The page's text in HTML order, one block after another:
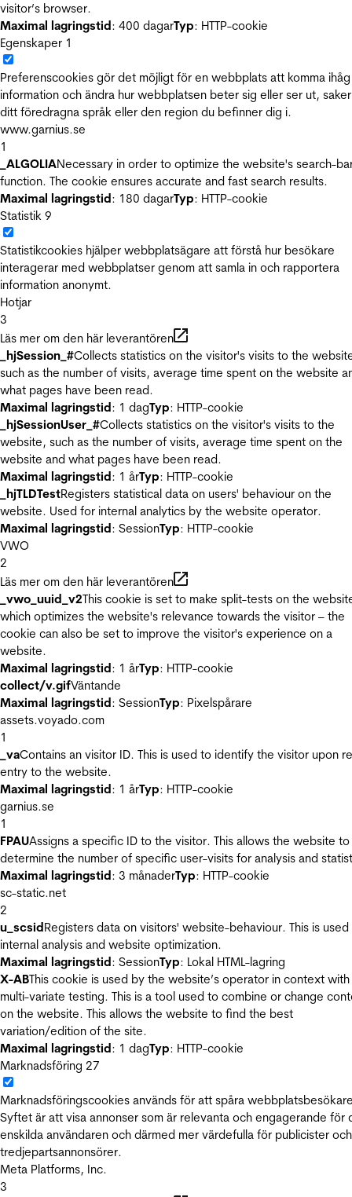
visitor’s browser.
Maximal lagringstid: 400 dagarTyp: HTTP-cookie
Egenskaper 1
Preferenscookies gör det möjligt för en webbplats att komma ihåg
information och ändra hur webbplatsen beter sig eller ser ut,
ditt föredragna språk eller den region du befinner dig i.
www.garnius.se
1
_ALGOLIANecessary in order to optimize the website's search-
function. The cookie ensures accurate and fast search results.
Maximal lagringstid: 180 dagarTyp: HTTP-cookie
Statistik 9
Statistikcookies hjälper webbplatsägare att förstå hur besökare
interagerar med webbplatser genom att samla in och rapportera
information anonymt.
Hotjar
3
Läs mer om den här leverantören
_hjSession_#Collects statistics on the visitor's visits to the
such as the number of visits, average time spent on the website
what pages have been read.
Maximal lagringstid: 1 dagTyp: HTTP-cookie
_hjSessionUser_#Collects statistics on the visitor's visits to the
website, such as the number of visits, average time spent on the
website and what pages have been read.
Maximal lagringstid: 1 årTyp: HTTP-cookie
_hjTLDTestRegisters statistical data on users' behaviour on the
website. Used for internal analytics by the website operator.
Maximal lagringstid: SessionTyp: HTTP-cookie
VWO
2
Läs mer om den här leverantören
_vwo_uuid_v2This cookie is set to make split-tests on the
which optimizes the website's relevance towards the visitor – the
cookie can also be set to improve the visitor's experience on a
website.
Maximal lagringstid: 1 årTyp: HTTP-cookie
collect/v.gifVäntande
Maximal lagringstid: SessionTyp: Pixelspårare
assets.voyado.com
1
_vaContains an visitor ID. This is used to identify the visitor upon
entry to the website.
Maximal lagringstid: 1 årTyp: HTTP-cookie
garnius.se
1
FPAUAssigns a specific ID to the visitor. This allows the website to
determine the number of specific user-visits for analysis and
Maximal lagringstid: 3 månaderTyp: HTTP-cookie
sc-static.net
2
u_scsidRegisters data on visitors' website-behaviour. This is
internal analysis and website optimization.
Maximal lagringstid: SessionTyp: Lokal HTML-lagring
X-ABThis cookie is used by the website’s operator in context with
multi-variate testing. This is a tool used to combine or change
on the website. This allows the website to find the best
variation/edition of the site.
Maximal lagringstid: 1 dagTyp: HTTP-cookie
Marknadsföring 27
Marknadsföringscookies används för att spåra
Syftet är att visa annonser som är relevanta och engagerande för
enskilda användaren och därmed mer värdefulla för publicister och
tredjepartsannonsörer.
Meta Platforms, Inc.
3